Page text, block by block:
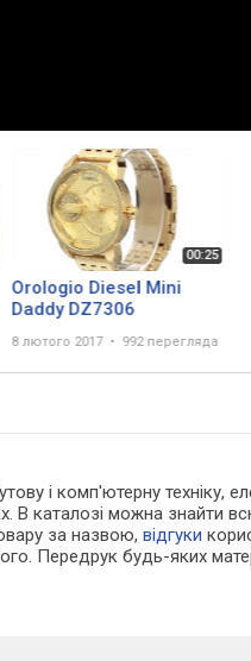
Orologio Diesel Mini
Daddy DZ7306
8 лютого 2017 992 перегляда
і комп'ютерну
В каталозі можна знайти
за назвою,відгуки
Передрук будь-яких